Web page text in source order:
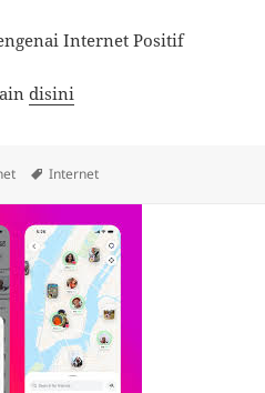
Internet Positif
disini
Tags
Internet